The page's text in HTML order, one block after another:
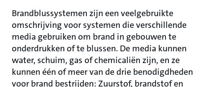
Brandblussystemen zijn een veelgebruikte
omschrijving voor systemen die verschillende
media gebruiken om brand in gebouwen te
onderdrukken of te blussen. De media kunnen
water, schuim, gas of chemicaliën zijn, en ze
kunnen één of meer van de drie benodigdheden
voor brand bestrijden: Zuurstof, brandstof en